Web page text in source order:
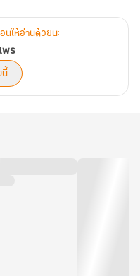
นให้อ่านด้วยนะ
พร
นี้